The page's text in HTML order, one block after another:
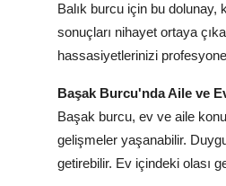
Balık burcu için bu dolunay,
sonuçları nihayet ortaya
hassasiyetlerinizi
Başak Burcu'nda Aile ve
Başak burcu, ev ve aile
gelişmeler yaşanabilir.
getirebilir. Ev içindeki olası